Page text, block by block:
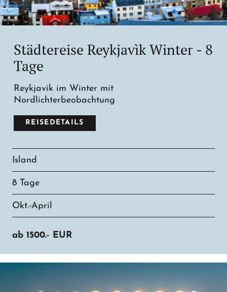
Städtereise Reykjavìk Winter - 8
Tage
Reykjavík im Winter mit
Nordlichterbeobachtung
REISEDETAILS
Island
8 Tage
Okt.-April
ab 1500.- EUR